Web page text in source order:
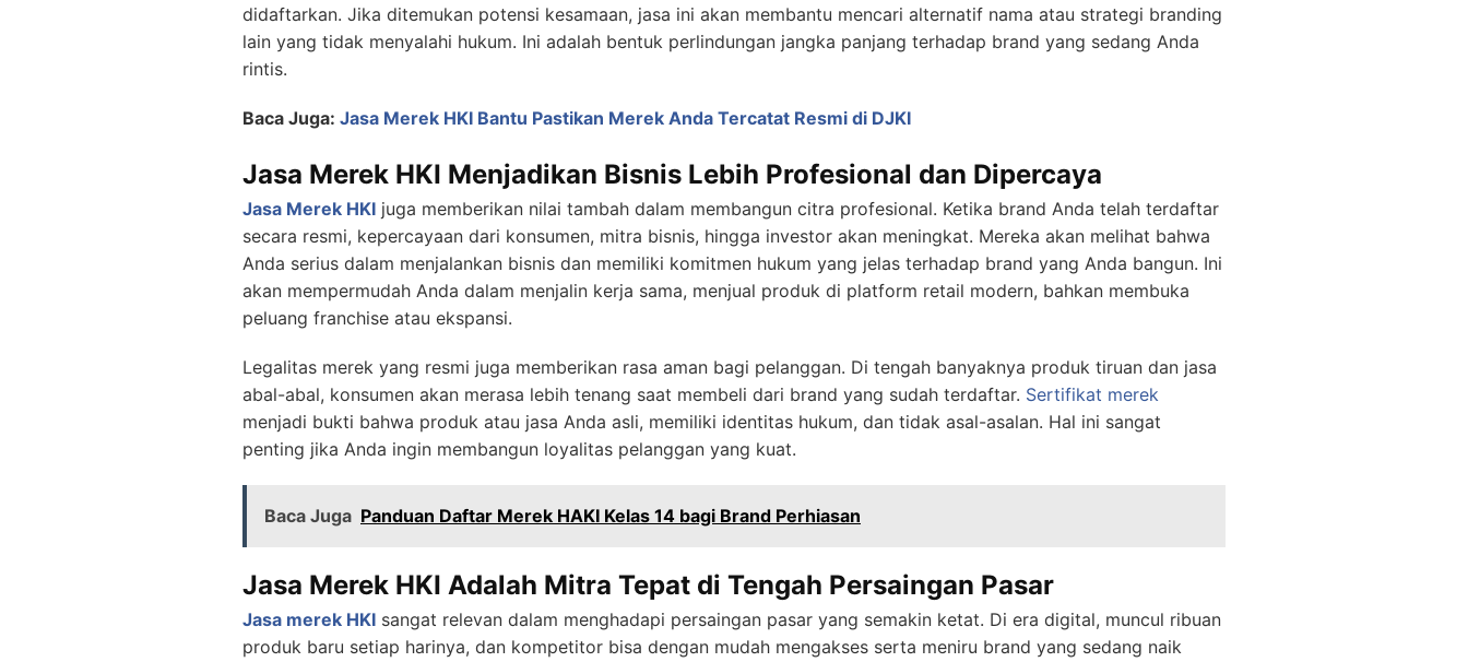
didaftarkan. Jika ditemukan potensi kesamaan, jasa ini akan membantu mencari alternatif nama atau strategi branding
lain yang tidak menyalahi hukum. Ini adalah bentuk perlindungan jangka panjang terhadap brand yang sedang Anda
rintis.
Baca Juga: Jasa Merek HKI Bantu Pastikan Merek Anda Tercatat Resmi di DJKI
Jasa Merek HKI Menjadikan Bisnis Lebih Profesional dan Dipercaya
Jasa Merek HKI juga memberikan nilai tambah dalam membangun citra profesional. Ketika brand Anda telah terdaftar
secara resmi, kepercayaan dari konsumen, mitra bisnis, hingga investor akan meningkat. Mereka akan melihat bahwa
Anda serius dalam menjalankan bisnis dan memiliki komitmen hukum yang jelas terhadap brand yang Anda bangun. Ini
akan mempermudah Anda dalam menjalin kerja sama, menjual produk di platform retail modern, bahkan membuka
peluang franchise atau ekspansi.
Legalitas merek yang resmi juga memberikan rasa aman bagi pelanggan. Di tengah banyaknya produk tiruan dan jasa
abal-abal, konsumen akan merasa lebih tenang saat membeli dari brand yang sudah terdaftar. Sertifikat merek
menjadi bukti bahwa produk atau jasa Anda asli, memiliki identitas hukum, dan tidak asal-asalan. Hal ini sangat
penting jika Anda ingin membangun loyalitas pelanggan yang kuat.
Baca Juga Panduan Daftar Merek HAKI Kelas 14 bagi Brand Perhiasan
Jasa Merek HKI Adalah Mitra Tepat di Tengah Persaingan Pasar
Jasa merek HKI sangat relevan dalam menghadapi persaingan pasar yang semakin ketat. Di era digital, muncul ribuan
produk baru setiap harinya, dan kompetitor bisa dengan mudah mengakses serta meniru brand yang sedang naik